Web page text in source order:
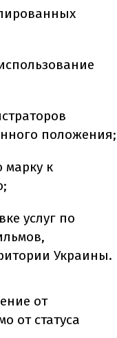
положения;
марку к
услуг по
Украины.
от
от статуса